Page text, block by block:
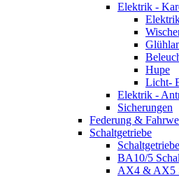
Elektrik -
Hupe
Licht-
Elektrik -
Sicherungen
Federung &
Schaltgetriebe
BA10/5
AX4 & AX5